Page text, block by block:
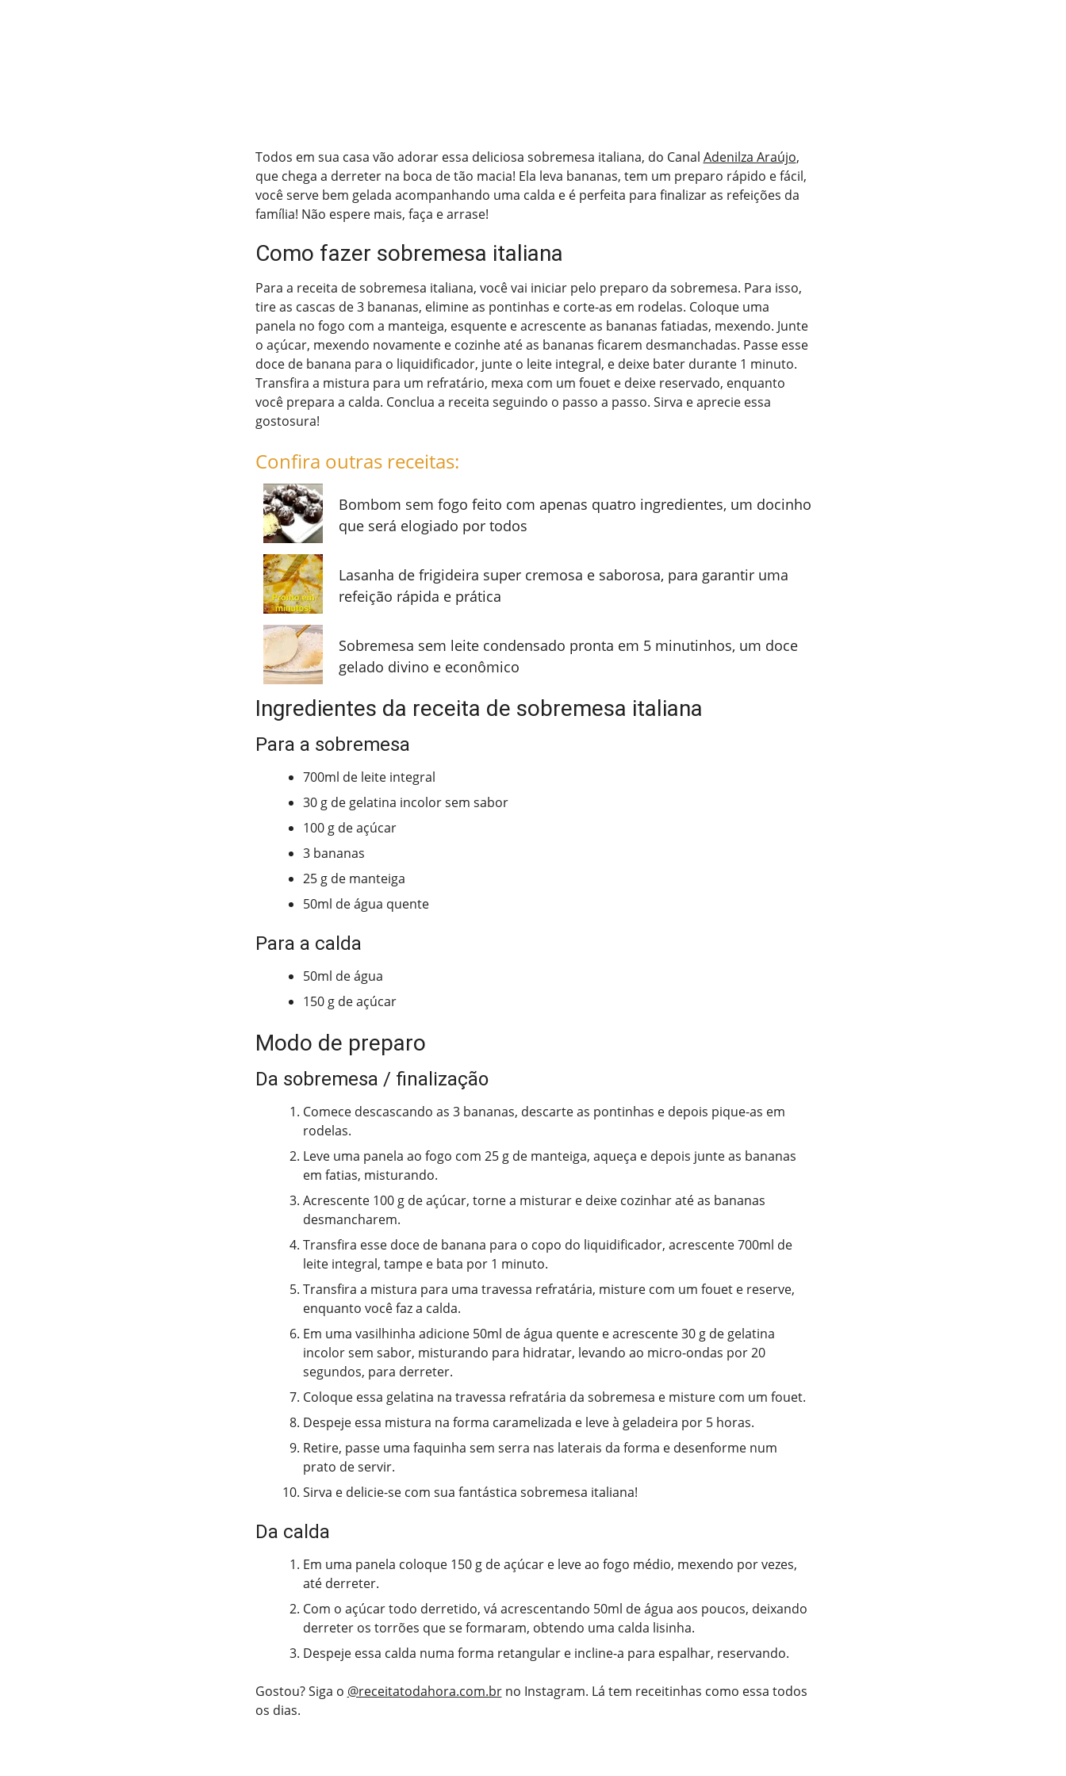
Todos em sua casa vão adorar essa deliciosa sobremesa italiana, do Canal Adenilza Araújo,
que chega a derreter na boca de tão macia! Ela leva bananas, tem um preparo rápido e fácil,
você serve bem gelada acompanhando uma calda e é perfeita para finalizar as refeições da
família! Não espere mais, faça e arrase!
Como fazer sobremesa italiana
Para a receita de sobremesa italiana, você vai iniciar pelo preparo da sobremesa. Para isso,
tire as cascas de 3 bananas, elimine as pontinhas e corte-as em rodelas. Coloque uma
panela no fogo com a manteiga, esquente e acrescente as bananas fatiadas, mexendo. Junte
o açúcar, mexendo novamente e cozinhe até as bananas ficarem desmanchadas. Passe esse
doce de banana para o liquidificador, junte o leite integral, e deixe bater durante 1 minuto.
Transfira a mistura para um refratário, mexa com um fouet e deixe reservado, enquanto
você prepara a calda. Conclua a receita seguindo o passo a passo. Sirva e aprecie essa
gostosura!
Confira outras receitas:
Bombom sem fogo feito com apenas quatro ingredientes, um docinho
que será elogiado por todos
Lasanha de frigideira super cremosa e saborosa, para garantir uma
refeição rápida e prática
Sobremesa sem leite condensado pronta em 5 minutinhos, um doce
gelado divino e econômico
Ingredientes da receita de sobremesa italiana
Para a sobremesa
700ml de leite integral
30 g de gelatina incolor sem sabor
100 g de açúcar
3 bananas
25 g de manteiga
50ml de água quente
Para a calda
50ml de água
150 g de açúcar
Modo de preparo
Da sobremesa / finalização
Comece descascando as 3 bananas, descarte as pontinhas e depois pique-as em
rodelas.
Leve uma panela ao fogo com 25 g de manteiga, aqueça e depois junte as bananas
em fatias, misturando.
Acrescente 100 g de açúcar, torne a misturar e deixe cozinhar até as bananas
desmancharem.
Transfira esse doce de banana para o copo do liquidificador, acrescente 700ml de
leite integral, tampe e bata por 1 minuto.
Transfira a mistura para uma travessa refratária, misture com um fouet e reserve,
enquanto você faz a calda.
Em uma vasilhinha adicione 50ml de água quente e acrescente 30 g de gelatina
incolor sem sabor, misturando para hidratar, levando ao micro-ondas por 20
segundos, para derreter.
Coloque essa gelatina na travessa refratária da sobremesa e misture com um fouet.
Despeje essa mistura na forma caramelizada e leve à geladeira por 5 horas.
Retire, passe uma faquinha sem serra nas laterais da forma e desenforme num
prato de servir.
Sirva e delicie-se com sua fantástica sobremesa italiana!
Da calda
Em uma panela coloque 150 g de açúcar e leve ao fogo médio, mexendo por vezes,
até derreter.
Com o açúcar todo derretido, vá acrescentando 50ml de água aos poucos, deixando
derreter os torrões que se formaram, obtendo uma calda lisinha.
Despeje essa calda numa forma retangular e incline-a para espalhar, reservando.
Gostou? Siga o @receitatodahora.com.brno Instagram. Lá tem receitinhas como essa todos
os dias.